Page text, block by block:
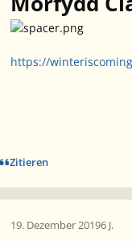
https://
Zitieren
19. Dezember 20196 J.